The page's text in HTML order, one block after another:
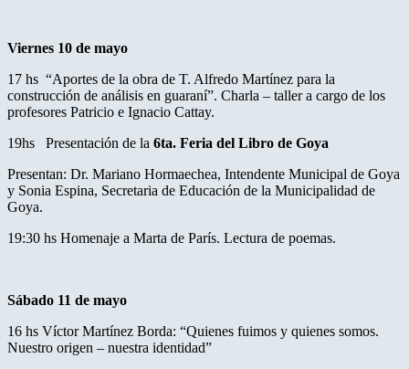
Viernes 10 de mayo
17 hs “Aportes de la obra de T. Alfredo Martínez para la
construcción de análisis en guaraní”. Charla – taller a cargo de los
profesores Patricio e Ignacio Cattay.
19hs Presentación de la 6ta. Feria del Libro de Goya
Presentan: Dr. Mariano Hormaechea, Intendente Municipal de Goya
y Sonia Espina, Secretaria de Educación de la Municipalidad de
Goya.
19:30 hs Homenaje a Marta de París. Lectura de poemas.
Sábado 11 de mayo
16 hs Víctor Martínez Borda: “Quienes fuimos y quienes somos.
Nuestro origen – nuestra identidad”